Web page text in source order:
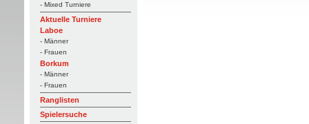
- Mixed Turniere
Aktuelle Turniere
Laboe
- Männer
- Frauen
Borkum
- Männer
- Frauen
Ranglisten
Spielersuche